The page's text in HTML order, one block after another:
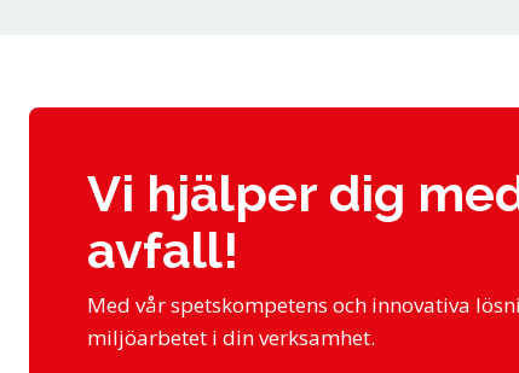
Vi hjälper dig
avfall!
Med vår spetskompetens och innovativa
miljöarbetet i din verksamhet.